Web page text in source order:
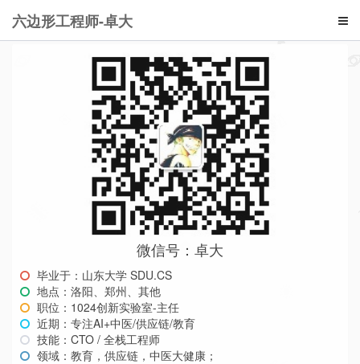
六边形工程师-卓大
微信号：卓大
毕业于：山东大学 SDU.CS
地点：洛阳、郑州、其他
职位：1024创新实验室-主任
近期：专注AI+中医/供应链/教育
技能：CTO / 全栈工程师
领域：教育，供应链，中医大健康；